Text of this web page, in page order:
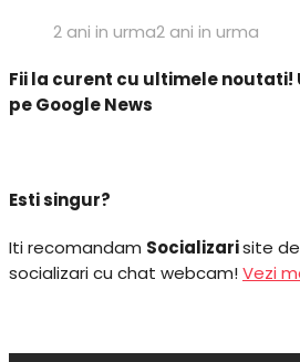
2 ani in urma2 ani in urma
Fii la curent cu ultimele noutati!
pe Google News
Esti singur?
Iti recomandam Socializarisite de
socializari cu chat webcam!Vezi